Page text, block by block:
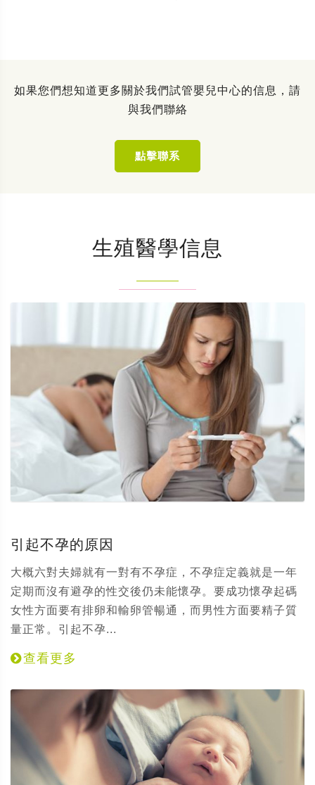
如果您們想知道更多關於我們試管嬰兒中心的信息，請
與我們聯絡
點擊聯系
生殖醫學信息
引起不孕的原因
大概六對夫婦就有一對有不孕症，不孕症定義就是一年
定期而沒有避孕的性交後仍未能懷孕。要成功懷孕起碼
女性方面要有排卵和輸卵管暢通，而男性方面要精子質
量正常。引起不孕...
查看更多